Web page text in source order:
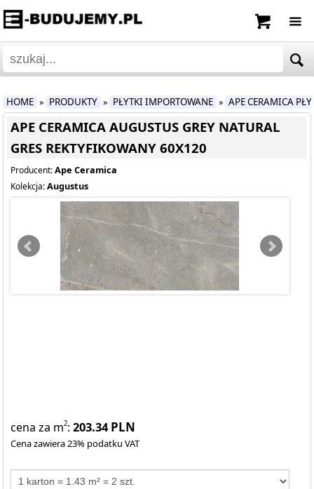
HOME » PRODUKTY » PŁYTKI IMPORTOWANE » APE CERAMICA
APE CERAMICA AUGUSTUS GREY NATURAL
GRES REKTYFIKOWANY 60X120
Producent:Ape Ceramica
Kolekcja:Augustus
cena za m2:203.34PLN
Cena zawiera 23% podatku VAT